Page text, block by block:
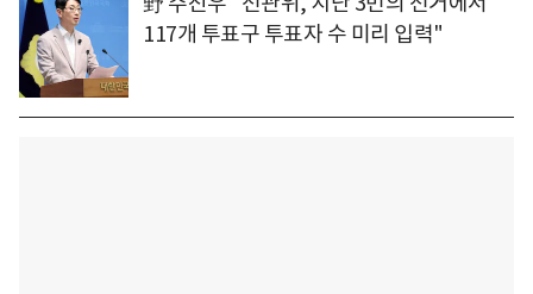
117개 투표구 투표자 수 미리 입력"